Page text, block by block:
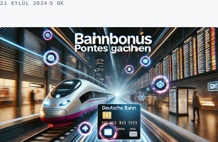
21 EYLÜL 2024 5 DK